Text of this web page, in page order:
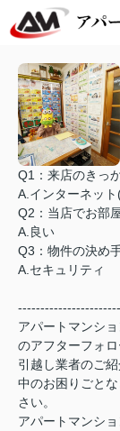
Q1：来店のきっ
A.インターネッ
Q2：当店でお部
A.良い
Q3：物件の決め
A.セキュリティ
アパートマンシ
のアフターフォ
引越し業者のご
中のお困りごと
さい。
アパートマンシ